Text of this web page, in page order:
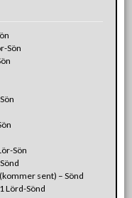
Sön
Sön
sent) – Sönd
Lörd-Sönd